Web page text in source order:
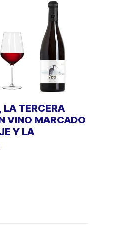
TERCERA
VINO MARCADO
Y LA